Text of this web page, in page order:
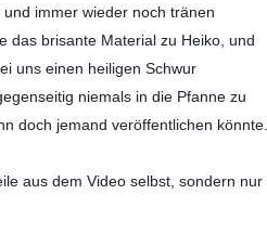
immer wieder noch tränen
das brisante Material zu Heiko, und
uns einen heiligen Schwur
niemals in die Pfanne zu
doch jemand veröffentlichen könnte.
aus dem Video selbst, sondern nur